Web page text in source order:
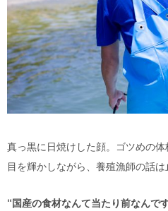
真っ黒に日焼けした顔。ゴツめの体
目を輝かしながら、養殖漁師の話は
“国産の食材なんて当たり前なんで